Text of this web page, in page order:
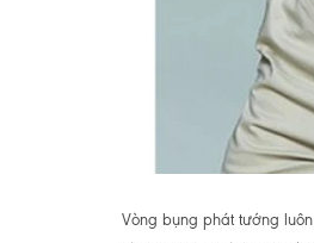
Vòng bụng phát tướng